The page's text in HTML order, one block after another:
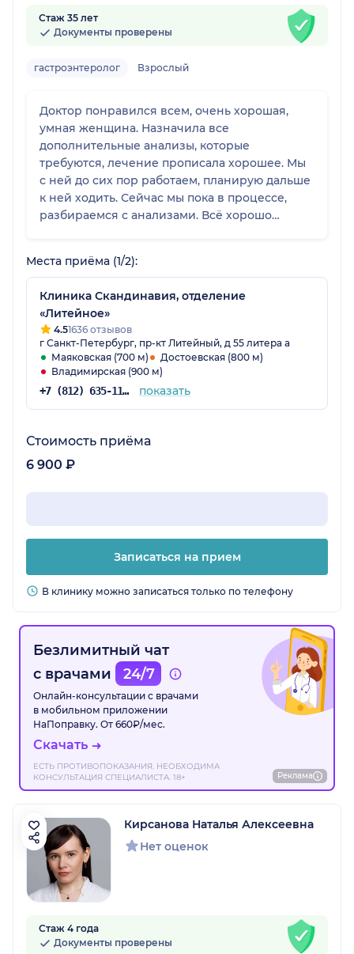
Стаж 35 лет
Документы проверены
гастроэнтеролог Взрослый
Доктор понравился всем, очень хорошая,
умная женщина. Назначила все
дополнительные анализы, которые
требуются, лечение прописала хорошее. Мы
с ней до сих пор работаем, планирую дальше
к ней ходить. Сейчас мы пока в процессе,
разбираемся с анализами. Всё хорошо
комфортно, грамотный специалист.
Места приёма (1/2):
Клиника Скандинавия, отделение
«Литейное»
4.51636 отзывов
г Санкт-Петербург, пр-кт Литейный, д 55 литера а
Маяковская (700 м)
Достоевская (800 м)
Владимирская (900 м)
+7 (812) 635-11-79 показать
Стоимость приёма
6 900 ₽
Записаться на прием
В клинику можно записаться только по телефону
Безлимитный чат
с врачами
24/7
Онлайн-консультации с врачами
в мобильном приложении
НаПоправку. От 660₽/мес.
Скачать
ЕСТЬ ПРОТИВОПОКАЗАНИЯ. НЕОБХОДИМА
КОНСУЛЬТАЦИЯ СПЕЦИАЛИСТА. 18+
Реклама
Кирсанова Наталья Алексеевна
Нет оценок
Стаж 4 года
Документы проверены